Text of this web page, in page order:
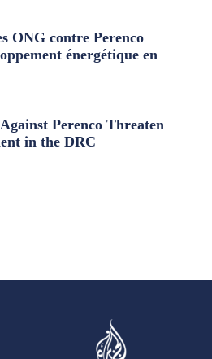
ONG contre Perenco
énergétique en
Perenco Threaten
in the DRC